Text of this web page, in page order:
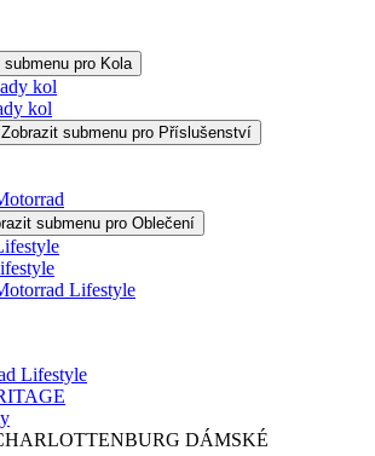
submenu pro Kola
kol
kol
Zobrazit submenu pro Příslušenství
submenu pro Oblečení
Lifestyle
Lifestyle
DÁMSKÉ